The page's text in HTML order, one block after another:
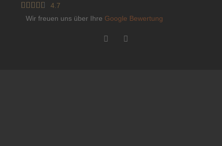
    
4.7
Wir freuen uns über Ihre Google Bewertung